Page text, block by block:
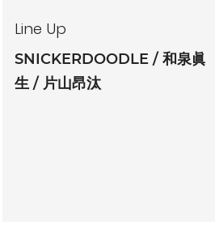
Line Up
SNICKERDOODLE
和泉眞
生
片山昂汰